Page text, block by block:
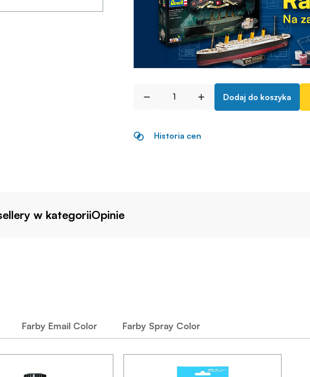
Dodaj do koszyka
Historia cen
w kategoriiOpinie
Farby Email Color Farby Spray Color